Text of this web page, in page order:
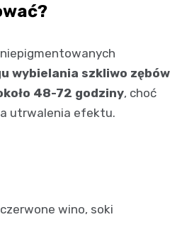
wybielania szkliwo zębów
48-72 godziny, choć
utrwalenia efektu.
wino, soki